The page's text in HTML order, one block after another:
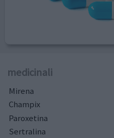
medicinali
Mirena
Champix
Paroxetina
Sertralina